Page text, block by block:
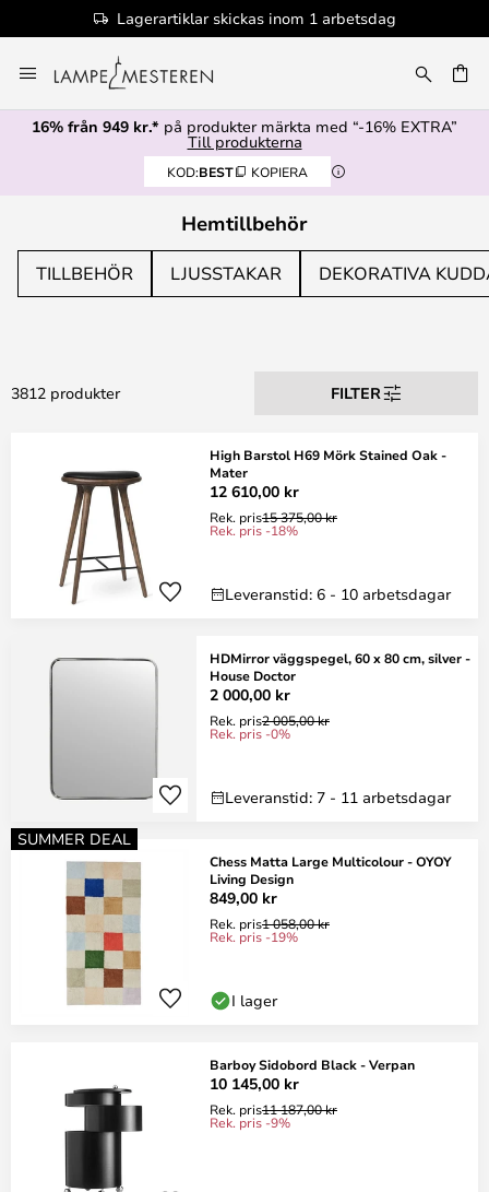
100+ designervarumärken
till
innehållet
16% från 949 kr.* på produkter märkta med “-16% EXTRA”
Till produkterna
KOD:BEST KOPIERA
Hemtillbehör
TILLBEHÖR LJUSSTAKAR DEKORATIVA
3812 produkter FILTER
High Barstol H69 Mörk Stained Oak -
Mater
12 610,00 kr
Rek. pris15 375,00 kr
Rek. pris -18%
Leveranstid: 6 - 10 arbetsdagar
HDMirror väggspegel, 60 x 80 cm, silver -
House Doctor
2 000,00 kr
Rek. pris2 005,00 kr
Rek. pris -0%
Leveranstid: 7 - 11 arbetsdagar
SUMMER DEAL
Chess Matta Large Multicolour - OYOY
Living Design
849,00 kr
Rek. pris1 058,00 kr
Rek. pris -19%
I lager
Barboy Sidobord Black - Verpan
10 145,00 kr
Rek. pris11 187,00 kr
Rek. pris -9%